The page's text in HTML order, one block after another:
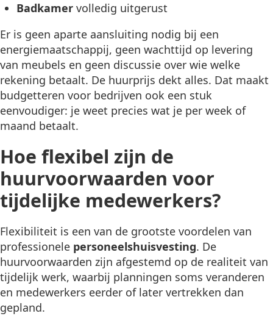
Badkamer volledig uitgerust
Er is geen aparte aansluiting nodig bij een
energiemaatschappij, geen wachttijd op levering
van meubels en geen discussie over wie welke
rekening betaalt. De huurprijs dekt alles. Dat maakt
budgetteren voor bedrijven ook een stuk
eenvoudiger: je weet precies wat je per week of
maand betaalt.
Hoe flexibel zijn de
huurvoorwaarden voor
tijdelijke medewerkers?
Flexibiliteit is een van de grootste voordelen van
professionele personeelshuisvesting. De
huurvoorwaarden zijn afgestemd op de realiteit van
tijdelijk werk, waarbij planningen soms veranderen
en medewerkers eerder of later vertrekken dan
gepland.